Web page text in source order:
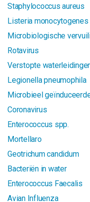
Staphylococcus aureus
Listeria monocytogenes
Microbiologische
Rotavirus
Verstopte
Legionella pneumophila
Microbieel
Coronavirus
Enterococcus spp.
Mortellaro
Geotrichum candidum
Bacteriën in water
Enterococcus Faecalis
Avian Influenza